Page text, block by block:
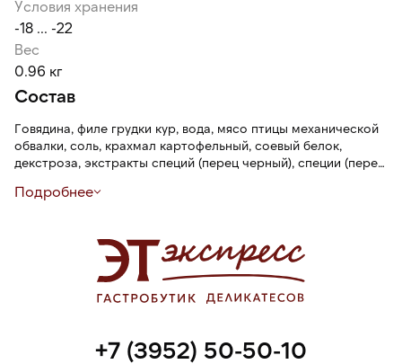
Условия хранения
-18 ... -22
Вес
0.96 кг
Состав
Говядина, филе грудки кур, вода, мясо птицы механической
обвалки, соль, крахмал картофельный, соевый белок,
декстроза, экстракты специй (перец черный), специи (перец
полифосфат натрия), антиокислитель (аскорбиновая
натрия), загустители ( гуаровая камедь, ксантановая камедь,
камедь рожкового дерева), фиксатор окраски (нитрит
Подробнее
+7 (3952) 50-50-10